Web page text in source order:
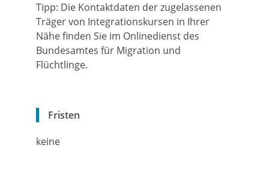
Tipp: Die Kontaktdaten der zugelassenen
Träger von Integrationskursen in Ihrer
Nähe finden Sie im Onlinedienst des
Bundesamtes für Migration und
Flüchtlinge.
Fristen
keine